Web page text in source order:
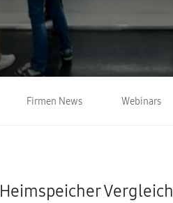
Firmen News Webinars
Heimspeicher